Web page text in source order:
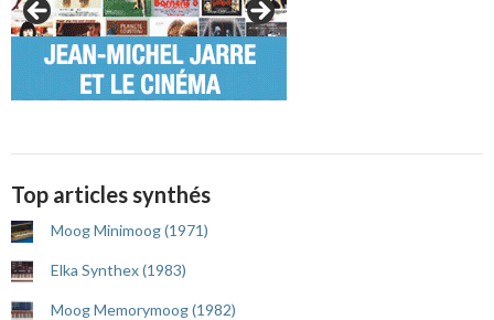
Top articles synthés
Moog Minimoog (1971)
Elka Synthex (1983)
Moog Memorymoog (1982)